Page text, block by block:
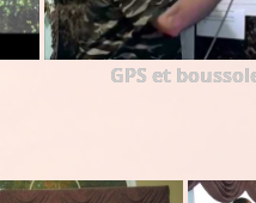
GPS et